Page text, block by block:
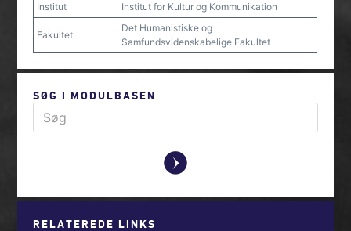
Institut
Institut for Kultur og Kommunikation
Fakultet
Det Humanistiske og
Samfundsvidenskabelige Fakultet
SØG I MODULBASEN
y
RELATEREDE LINKS